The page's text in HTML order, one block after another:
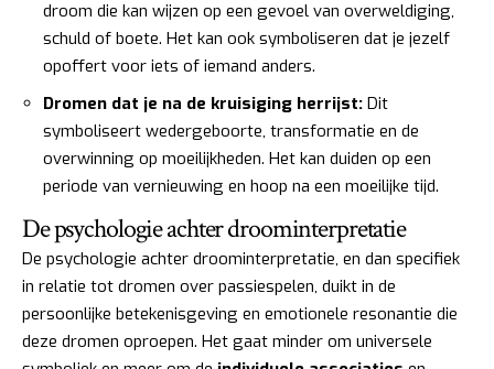
droom die kan wijzen op een gevoel van overweldiging,
schuld of boete. Het kan ook symboliseren dat je jezelf
opoffert voor iets of iemand anders.
Dromen dat je na de kruisiging herrijst: Dit
symboliseert wedergeboorte, transformatie en de
overwinning op moeilijkheden. Het kan duiden op een
periode van vernieuwing en hoop na een moeilijke tijd.
De psychologie achter droominterpretatie
De psychologie achter droominterpretatie, en dan specifiek
in relatie tot dromen over passiespelen, duikt in de
persoonlijke betekenisgeving en emotionele resonantie die
deze dromen oproepen. Het gaat minder om universele